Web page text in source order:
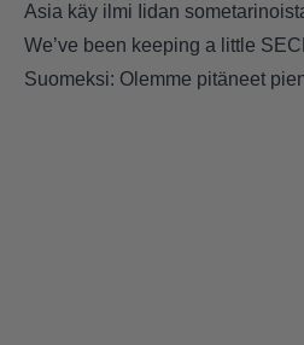
Asia käy ilmi Iidan
We’ve been keeping a little
Suomeksi: Olemme pitäneet